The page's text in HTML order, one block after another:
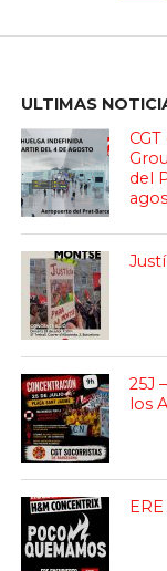
ULTIMAS
del
25J
los